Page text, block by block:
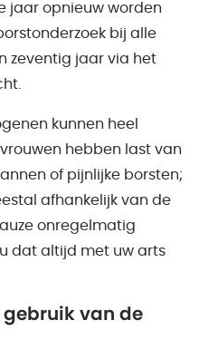
jaar opnieuw worden
bij alle
zeventig jaar via het
kunnen heel
hebben last van
of pijnlijke borsten;
afhankelijk van de
onregelmatig
dat altijd met uw arts
van de